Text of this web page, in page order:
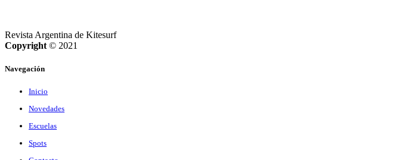
Revista Argentina de Kitesurf
Copyright © 2021
Navegación
Inicio
Novedades
Escuelas
Spots